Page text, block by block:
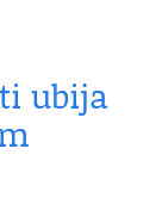
ubija